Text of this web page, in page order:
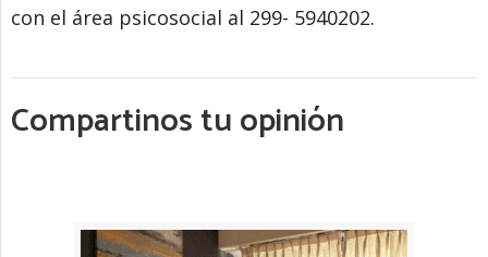
con el área psicosocial al 299- 5940202.
Compartinos tu opinión